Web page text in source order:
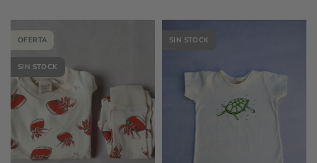
OFERTA
SIN STOCK
SIN STOCK